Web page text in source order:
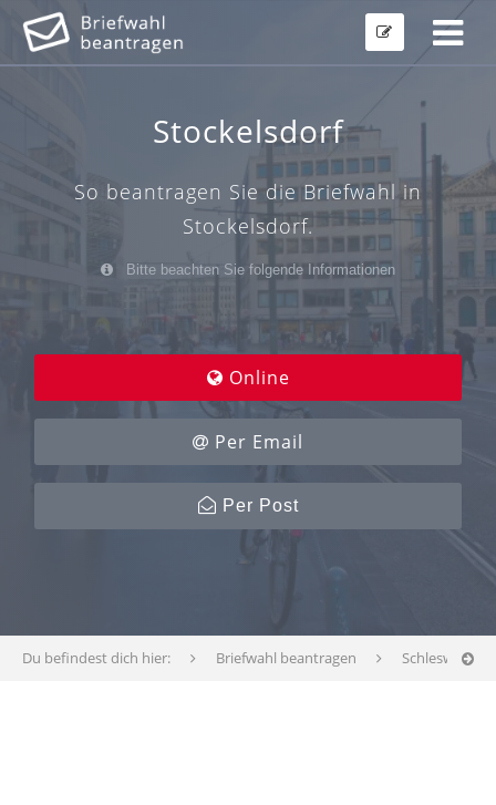
Stockelsdorf
So beantragen Sie die Briefwahl in
Stockelsdorf.
Bitte beachten Sie folgende Informationen
Online
Per Email
Per Post
Du befindest dich hier: Briefwahl beantragen Schleswig-